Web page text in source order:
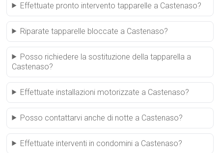
Effettuate pronto intervento tapparelle a Castenaso?
Riparate tapparelle bloccate a Castenaso?
Posso richiedere la sostituzione della tapparella a
Castenaso?
Effettuate installazioni motorizzate a Castenaso?
Posso contattarvi anche di notte a Castenaso?
Effettuate interventi in condomini a Castenaso?